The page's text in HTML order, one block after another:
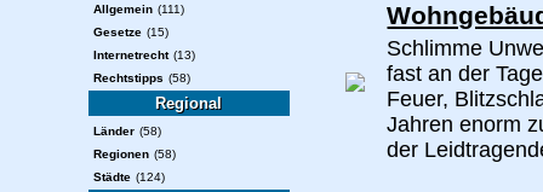
Allgemein (111)
Gesetze (15)
Internetrecht (13)
Rechtstipps (58)
Regional
Länder (58)
Regionen (58)
Städte (124)
Schlimme
fast an der
Feuer,
Jahren enorm
der